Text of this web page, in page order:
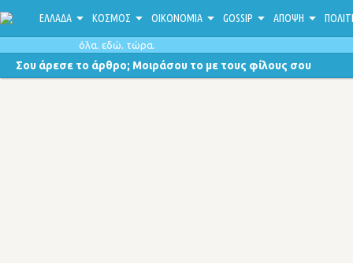
ΕΛΛΑΔΑ ΚΟΣΜΟΣ ΟΙΚΟΝΟΜΙΑ GOSSIP ΑΠΟΨΗ
όλα. εδώ. τώρα.
Σου άρεσε το άρθρο; Μοιράσου το με τους φίλους σου